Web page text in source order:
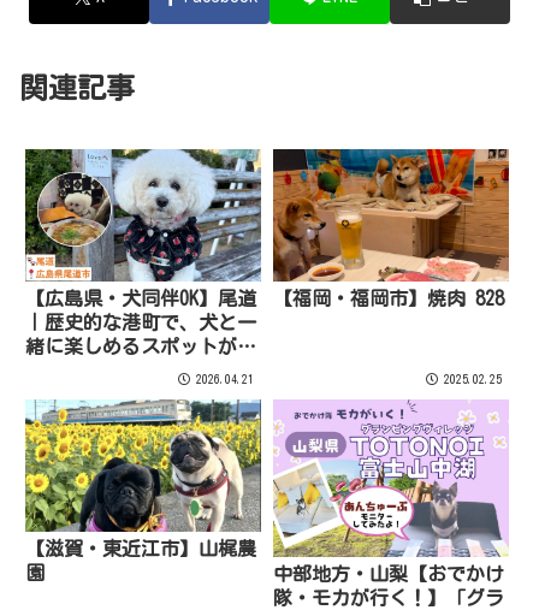
関連記事
【広島県・犬同伴OK】尾道
｜歴史的な港町で、犬と一
緒に楽しめるスポットが豊
富、自然や美しい景観を満
喫
2026.04.21
【福岡・福岡市】焼肉 828
2025.02.25
【滋賀・東近江市】山梶農
園
中部地方・山梨【おでかけ
隊・モカが行く！】「グラ